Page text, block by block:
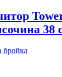
38
бройка